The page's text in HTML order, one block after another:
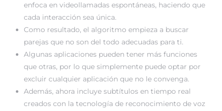
enfoca en videollamadas espontáneas, haciendo que
cada interacción sea única.
Como resultado, el algoritmo empieza a buscar
parejas que no son del todo adecuadas para ti.
Algunas aplicaciones pueden tener más funciones
que otras, por lo que simplemente puede optar por
excluir cualquier aplicación que no le convenga.
Además, ahora incluye subtítulos en tiempo real
creados con la tecnología de reconocimiento de voz